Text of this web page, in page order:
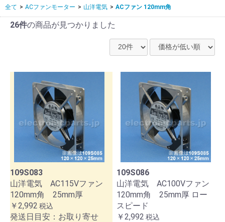
全て > ACファンモーター > 山洋電気 > ACファン 120mm角
26件の商品が見つかりました
109S083
山洋電気 AC115Vファン
120mm角 25mm厚
￥2,992 税込
発送日目安：お取り寄せ
109S086
山洋電気 AC100Vファン
120mm角 25mm厚 ロー
スピード
￥2,992 税込